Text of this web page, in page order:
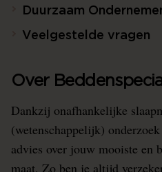
Duurzaam
Veelgestelde vragen
Over
Dankzij onafhankelijke
(wetenschappelijk)
advies over jouw mooiste en
maat. Zo ben je altijd